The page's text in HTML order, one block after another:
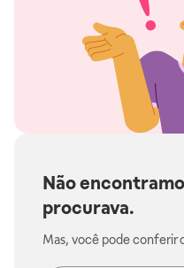
Não
procurava.
Mas, você pode conferir